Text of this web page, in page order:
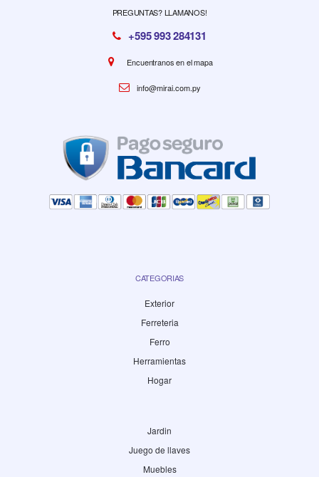
PREGUNTAS? LLAMANOS!
+595 993 284131
Encuentranos en el mapa
info@mirai.com.py
CATEGORIAS
Exterior
Ferreteria
Ferro
Herramientas
Hogar
Jardin
Juego de llaves
Muebles